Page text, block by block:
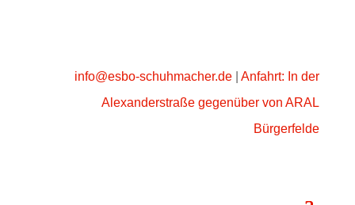
info@esbo-schuhmacher.de |Anfahrt: In der
Alexanderstraße gegenüber von ARAL
Bürgerfelde